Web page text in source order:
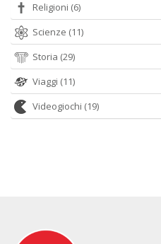
Religioni (6)
Scienze (11)
Storia (29)
Viaggi (11)
Videogiochi (19)